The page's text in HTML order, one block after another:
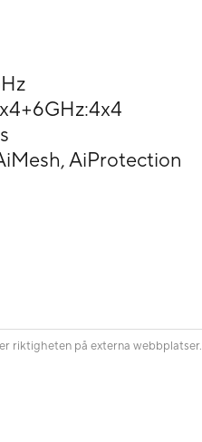
AiProtection
riktigheten på externa webbplatser.